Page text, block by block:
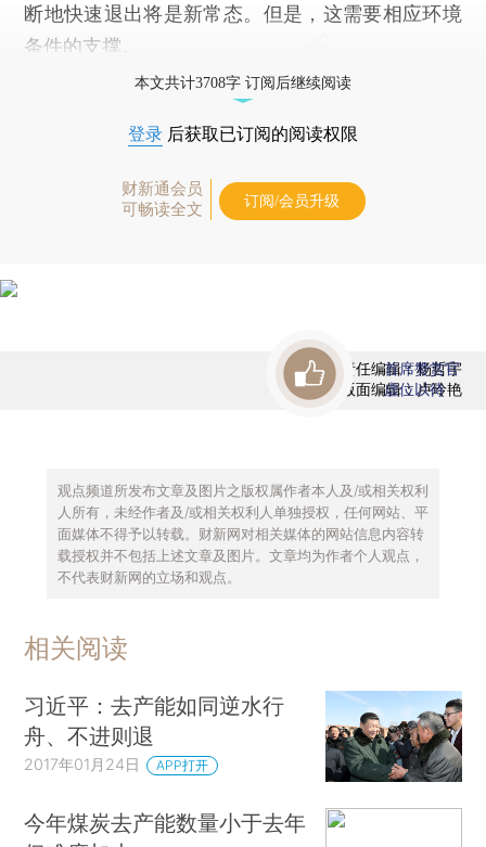
断地快速退出将是新常态。但是，这需要相应环境
条件的支撑。
本文共计3708字 订阅后继续阅读
登录 后获取已订阅的阅读权限
财新通会员
可畅读全文
订阅/会员升级
责任编辑：杨哲宇
版面编辑：卢玲艳
首席赞赏官
虚位以待
观点频道所发布文章及图片之版权属作者本人及/或相关权利
人所有，未经作者及/或相关权利人单独授权，任何网站、平
面媒体不得予以转载。财新网对相关媒体的网站信息内容转
载授权并不包括上述文章及图片。文章均为作者个人观点，
不代表财新网的立场和观点。
相关阅读
习近平：去产能如同逆水行
舟、不进则退
2017年01月24日 APP打开
今年煤炭去产能数量小于去年